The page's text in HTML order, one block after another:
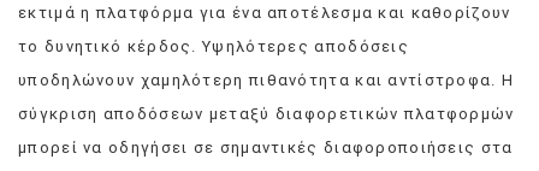
εκτιμά η πλατφόρμα για ένα αποτέλεσμα και καθορίζουν
το δυνητικό κέρδος. Υψηλότερες αποδόσεις
υποδηλώνουν χαμηλότερη πιθανότητα και αντίστροφα. Η
σύγκριση αποδόσεων μεταξύ διαφορετικών πλατφορμών
μπορεί να οδηγήσει σε σημαντικές διαφοροποιήσεις στα